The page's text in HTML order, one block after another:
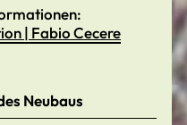
| Fabio Cecere
Neubaus